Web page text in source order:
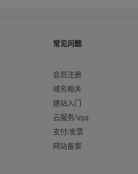
常见问题
会员注册
域名相关
建站入门
云服务/Vps
支付/发票
网站备案